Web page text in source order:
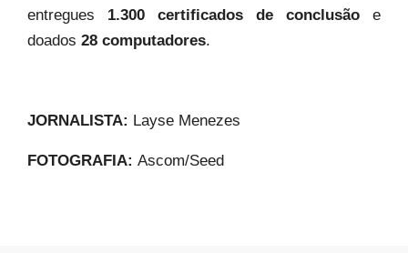
entregues 1.300 certificados de conclusão
e
doados 28 computadores.
JORNALISTA: Layse Menezes
FOTOGRAFIA: Ascom/Seed